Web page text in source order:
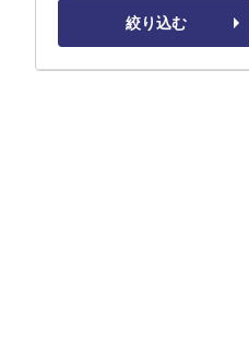
絞り込む